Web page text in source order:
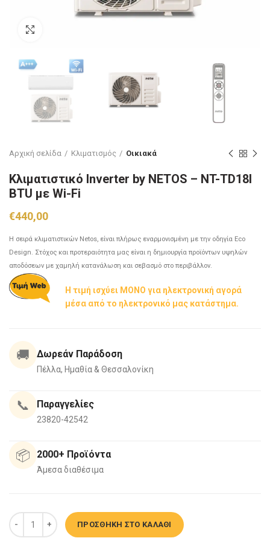
Αρχική σελίδα Κλιματισμός Οικιακά
Κλιματιστικό Ιnverter by NETOS – NT-TD18I
BTU με Wi-Fi
€440,00
Η σειρά κλιματιστικών Νetos, είναι πλήρως εναρμονισμένη με την οδηγία Eco
Design. Στόχος και προτεραιότητα μας είναι η δημιουργία προϊόντων υψηλών
αποδόσεων με χαμηλή κατανάλωση και σεβασμό στο περιβάλλον.
Η τιμή ισχύει ΜΟΝΟ για ηλεκτρονική αγορά
μέσα από το ηλεκτρονικό μας κατάστημα.
🚚 Δωρεάν Παράδοση
Πέλλα, Ημαθία & Θεσσαλονίκη
📞 Παραγγελίες
23820-42542
📦 2000+ Προϊόντα
Άμεσα διαθέσιμα
Κλιματιστικό Ιnverter by NETOS - NT-TD18I BTU με Wi-Fi ποσότητα
ΠΡΟΣΘΉΚΗ ΣΤΟ ΚΑΛΆΘΙ